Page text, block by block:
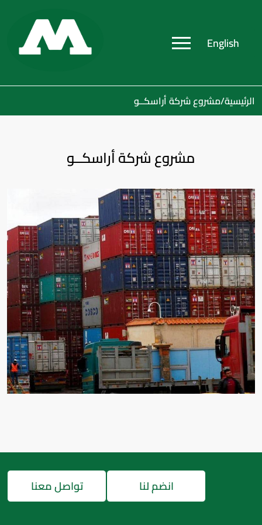
English
الرئيسية/مشروع شركة أراسكــو
مشروع شركة أراسكــو
انضم لنا تواصل معنا